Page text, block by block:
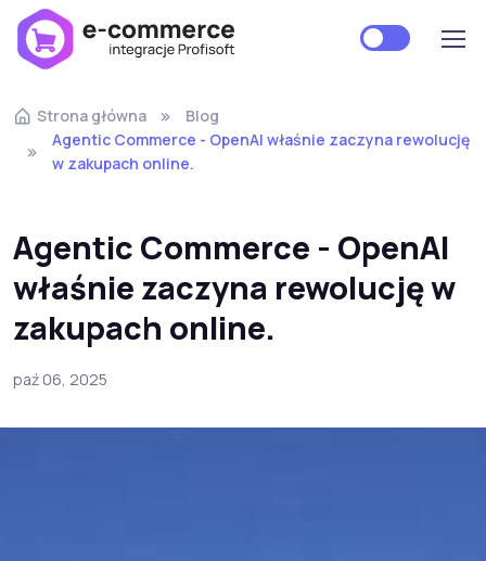
Strona główna
Blog
Agentic Commerce - OpenAI właśnie zaczyna rewolucję
w zakupach online.
Agentic Commerce - OpenAI
właśnie zaczyna rewolucję w
zakupach online.
paź 06, 2025